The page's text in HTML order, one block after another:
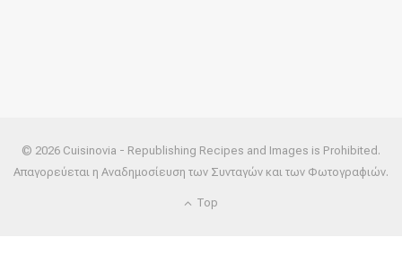
© 2026 Cuisinovia - Republishing Recipes and Images is Prohibited.
Απαγορεύεται η Αναδημοσίευση των Συνταγών και των Φωτογραφιών.
Top